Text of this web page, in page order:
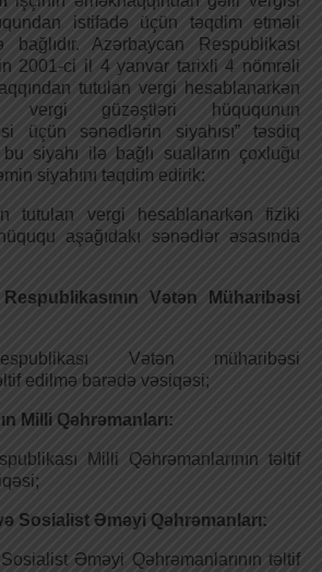
istifadə üçün təqdim etməli
Azərbaycan Respublikası
2001-ci il 4 yanvar tarixli 4 nömrəli
tutulan vergi hesablanarkən
vergi güzəştləri hüququnun
üçün sənədlərin siyahısı” təsdiq
siyahı ilə bağlı sualların çoxluğu
siyahını təqdim edirik:
tutulan vergi hesablanarkən fiziki
aşağıdakı sənədlər əsasında
Vətən Müharibəsi
Vətən müharibəsi
edilmə barədə vəsiqəsi;
Milli Qəhrəmanları:
Milli Qəhrəmanlarının təltif
Sosialist Әməyi Qəhrəmanları:
Әməyi Qəhrəmanlarının təltif